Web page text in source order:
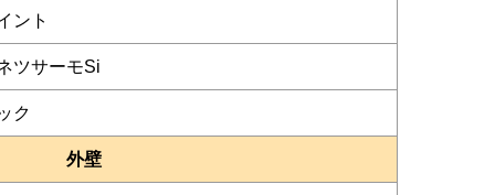
ント
ツサーモSi
ク
外壁